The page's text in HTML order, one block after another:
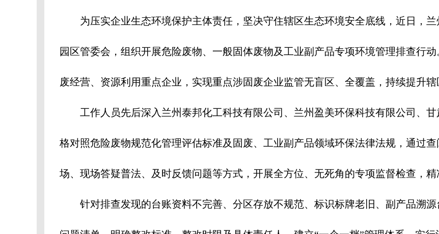
为压实企业生态环境保护主体责任，坚决守住辖区生态环境安全底线，近日，兰
园区管委会，组织开展危险废物、一般固体废物及工业副产品专项环境管理排查行
废经营、资源利用重点企业，实现重点涉固废企业监管无盲区、全覆盖，持续提升辖
工作人员先后深入兰州泰邦化工科技有限公司、兰州盈美环保科技有限公司、甘
格对照危险废物规范化管理评估标准及固废、工业副产品领域环保法律法规，通过
场、现场答疑普法、及时反馈问题等方式，开展全方位、无死角的专项监督检查，精
针对排查发现的台账资料不完善、分区存放不规范、标识标牌老旧、副产品溯源